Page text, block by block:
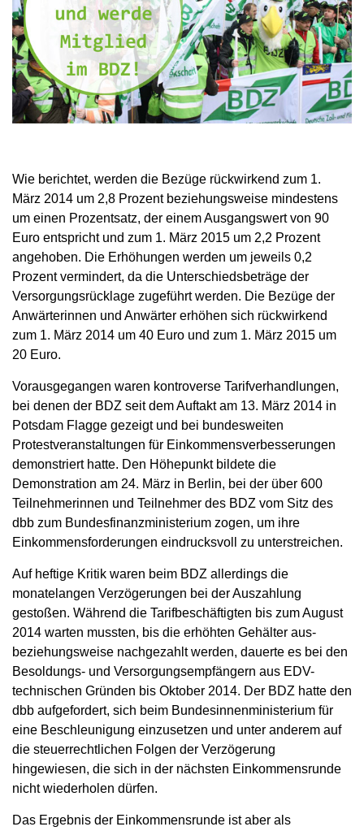
Wie berichtet, werden die Bezüge rückwirkend zum 1.
März 2014 um 2,8 Prozent beziehungsweise mindestens
um einen Prozentsatz, der einem Ausgangswert von 90
Euro entspricht und zum 1. März 2015 um 2,2 Prozent
angehoben. Die Erhöhungen werden um jeweils 0,2
Prozent vermindert, da die Unterschiedsbeträge der
Versorgungsrücklage zugeführt werden. Die Bezüge der
Anwärterinnen und Anwärter erhöhen sich rückwirkend
zum 1. März 2014 um 40 Euro und zum 1. März 2015 um
20 Euro.
Vorausgegangen waren kontroverse Tarifverhandlungen,
bei denen der BDZ seit dem Auftakt am 13. März 2014 in
Potsdam Flagge gezeigt und bei bundesweiten
Protestveranstaltungen für Einkommensverbesserungen
demonstriert hatte. Den Höhepunkt bildete die
Demonstration am 24. März in Berlin, bei der über 600
Teilnehmerinnen und Teilnehmer des BDZ vom Sitz des
dbb zum Bundesfinanzministerium zogen, um ihre
Einkommensforderungen eindrucksvoll zu unterstreichen.
Auf heftige Kritik waren beim BDZ allerdings die
monatelangen Verzögerungen bei der Auszahlung
gestoßen. Während die Tarifbeschäftigten bis zum August
2014 warten mussten, bis die erhöhten Gehälter aus-
beziehungsweise nachgezahlt werden, dauerte es bei den
Besoldungs- und Versorgungsempfängern aus EDV-
technischen Gründen bis Oktober 2014. Der BDZ hatte den
dbb aufgefordert, sich beim Bundesinnenministerium für
eine Beschleunigung einzusetzen und unter anderem auf
die steuerrechtlichen Folgen der Verzögerung
hingewiesen, die sich in der nächsten Einkommensrunde
nicht wiederholen dürfen.
Das Ergebnis der Einkommensrunde ist aber als